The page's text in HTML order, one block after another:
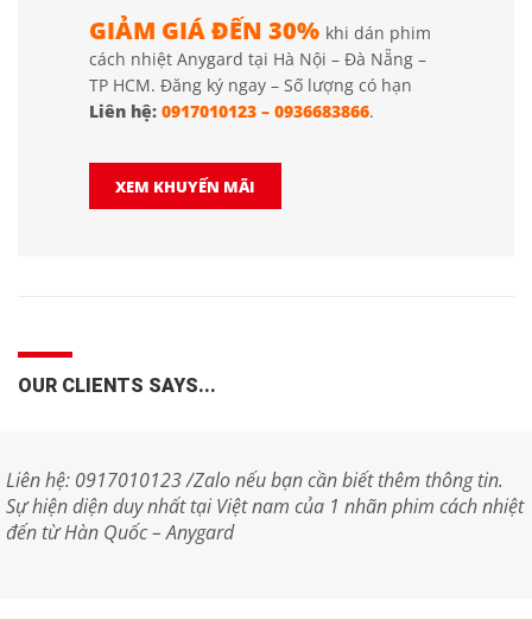
GIẢM GIÁ ĐẾN 30% khi dán phim
cách nhiệt Anygard tại Hà Nội – Đà Nẵng –
TP HCM. Đăng ký ngay – Số lượng có hạn
Liên hệ: 0917010123 – 0936683866.
XEM KHUYẾN MÃI
OUR CLIENTS SAYS...
Liên hệ: 0917010123 /Zalo nếu bạn cần biết thêm thông tin.
Sự hiện diện duy nhất tại Việt nam của 1 nhãn phim cách nhiệt
đến từ Hàn Quốc – Anygard